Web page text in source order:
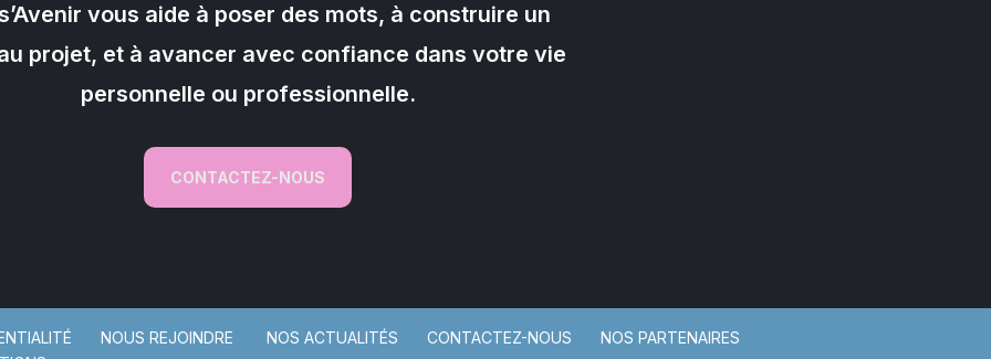
vous aide à poser des mots, à construire un
projet, et à avancer avec confiance dans votre vie
personnelle ou professionnelle.
CONTACTEZ-NOUS
NOUS REJOINDRE NOS ACTUALITÉS CONTACTEZ-NOUS
NOS PARTENAIRES